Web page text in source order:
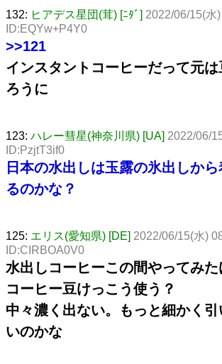
132: ヒアデス星団(茸) [ﾆﾀﾞ] 2022/06/15(水
ID:EQYw+P4Y0
>>121
インスタントコーヒーだって元
ろうに
123: ハレー彗星(神奈川県) [UA] 2022/06/
ID:PzjtT3if0
日本の水出しは玉露の氷出しか
るのかな？
125: エリス(愛知県) [DE] 2022/06/15(水)
ID:CIRBOA0V0
水出しコーヒーこの間やってみた
コーヒー豆けっこう使う？
中々濃く出ない。もっと細かく
いのかな